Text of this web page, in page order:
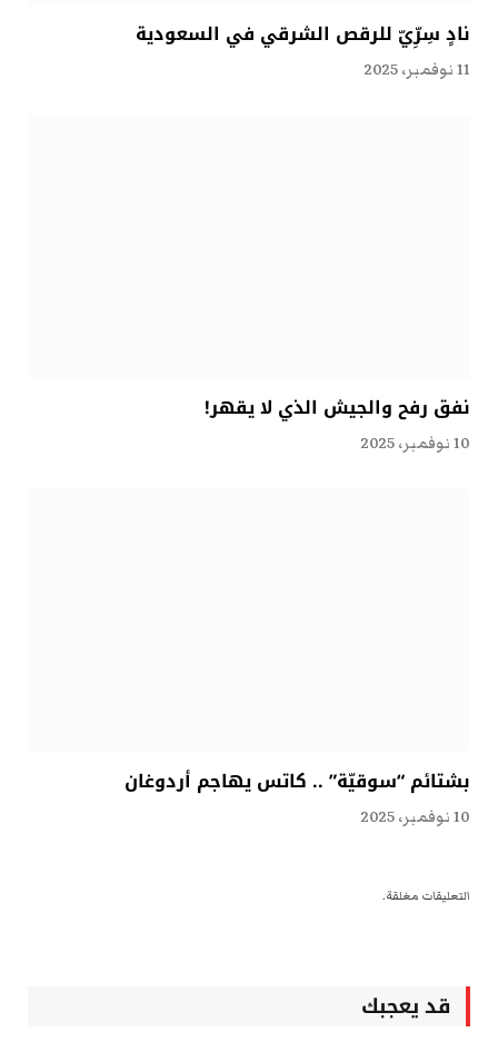
نادٍ سِرِّيّ للرقص الشرقي في السعودية
11 نوفمبر، 2025
نفق رفح والجيش الذي لا يقهر!
10 نوفمبر، 2025
بشتائم “سوقيّة” .. كاتس يهاجم أردوغان
10 نوفمبر، 2025
التعليقات مغلقة.
قد يعجبك